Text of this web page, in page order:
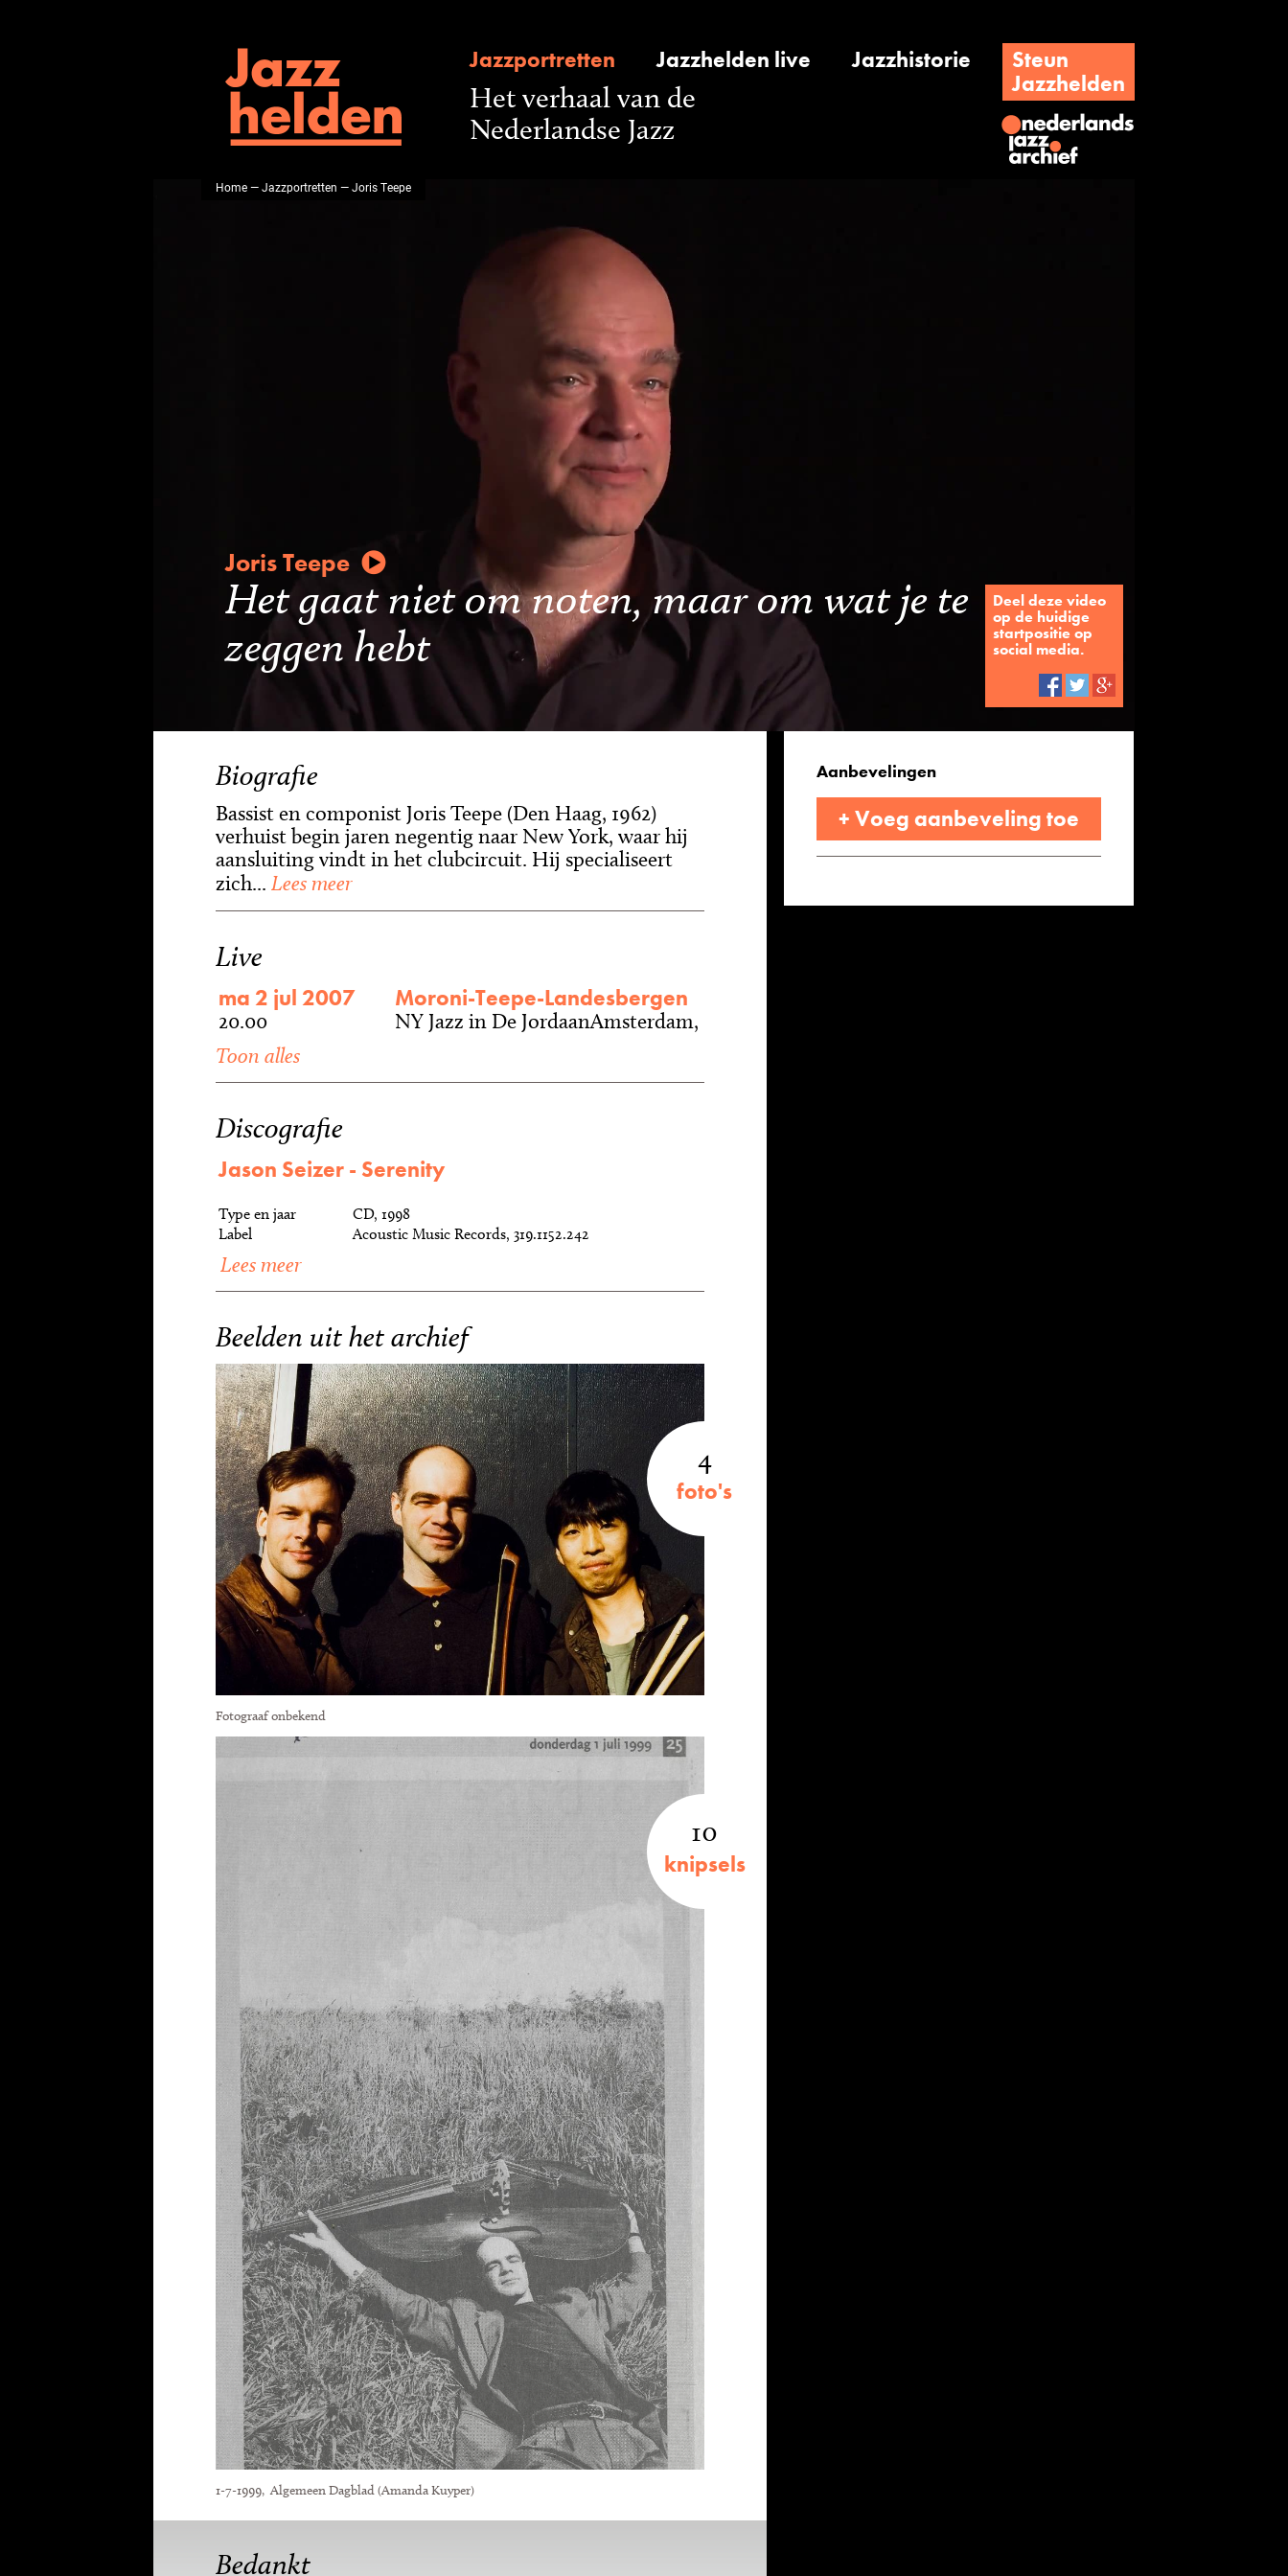
Jazzportretten Jazzhelden live Jazzhistorie
Steun
Jazzhelden
Het verhaal van de
Nederlandse Jazz
Home—Jazzportretten — Joris Teepe
Joris Teepe
Het gaat niet om noten, maar om wat je te
zeggen hebt
Deel deze video
op de huidige
startpositie op
social media.
Biografie
Bassist en componist Joris Teepe (Den Haag, 1962)
verhuist begin jaren negentig naar New York, waar hij
aansluiting vindt in het clubcircuit. Hij specialiseert
zich... Lees meer
Live
ma 2 jul 2007
20.00
Moroni-Teepe-Landesbergen
NY Jazz in De JordaanAmsterdam,
Toon alles
Discografie
Jason Seizer - Serenity
Type en jaar
CD, 1998
Label
Acoustic Music Records, 319.1152.242
Lees meer
Beelden uit het archief
4
foto's
Fotograaf onbekend
10
knipsels
1-7-1999, Algemeen Dagblad (Amanda Kuyper)
Bedankt
Aanbevelingen
+ Voeg aanbeveling toe